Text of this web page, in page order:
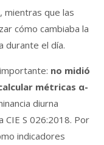
mientras que las
cómo cambiaba la
durante el día.
no midió
métricas α-
diurna
CIE S 026:2018. Por
indicadores